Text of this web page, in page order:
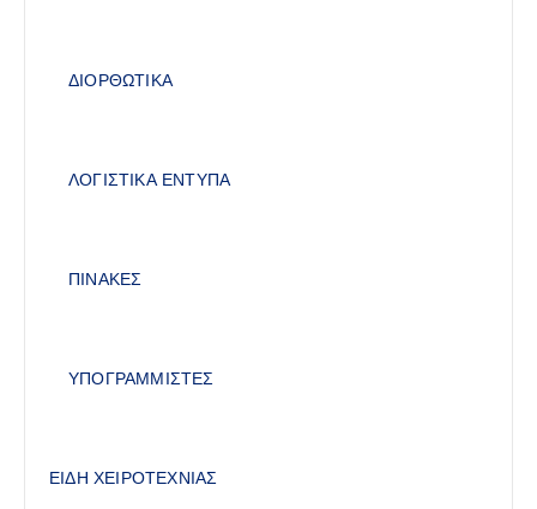
ΔΙΟΡΘΩΤΙΚΑ
ΛΟΓΙΣΤΙΚΑ ΕΝΤΥΠΑ
ΠΙΝΑΚΕΣ
ΥΠΟΓΡΑΜΜΙΣΤΕΣ
ΕΙΔΗ ΧΕΙΡΟΤΕΧΝΙΑΣ